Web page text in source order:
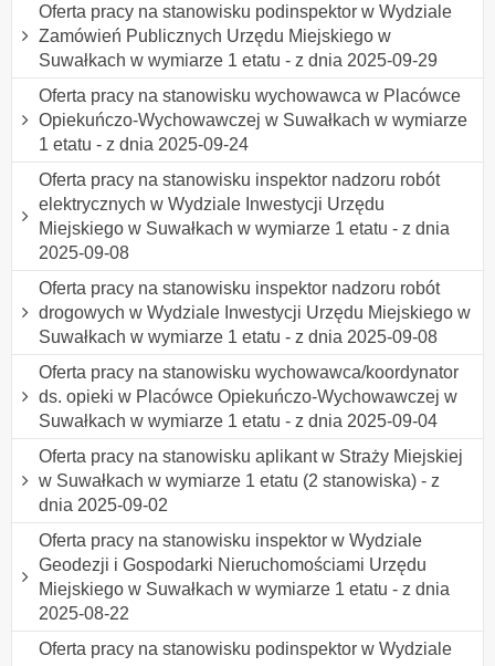
Oferta pracy na stanowisku podinspektor w Wydziale
Zamówień Publicznych Urzędu Miejskiego w
Suwałkach w wymiarze 1 etatu - z dnia 2025-09-29
Oferta pracy na stanowisku wychowawca w Placówce
Opiekuńczo-Wychowawczej w Suwałkach w wymiarze
1 etatu - z dnia 2025-09-24
Oferta pracy na stanowisku inspektor nadzoru robót
elektrycznych w Wydziale Inwestycji Urzędu
Miejskiego w Suwałkach w wymiarze 1 etatu - z dnia
2025-09-08
Oferta pracy na stanowisku inspektor nadzoru robót
drogowych w Wydziale Inwestycji Urzędu Miejskiego w
Suwałkach w wymiarze 1 etatu - z dnia 2025-09-08
Oferta pracy na stanowisku wychowawca/koordynator
ds. opieki w Placówce Opiekuńczo-Wychowawczej w
Suwałkach w wymiarze 1 etatu - z dnia 2025-09-04
Oferta pracy na stanowisku aplikant w Straży Miejskiej
w Suwałkach w wymiarze 1 etatu (2 stanowiska) - z
dnia 2025-09-02
Oferta pracy na stanowisku inspektor w Wydziale
Geodezji i Gospodarki Nieruchomościami Urzędu
Miejskiego w Suwałkach w wymiarze 1 etatu - z dnia
2025-08-22
Oferta pracy na stanowisku podinspektor w Wydziale